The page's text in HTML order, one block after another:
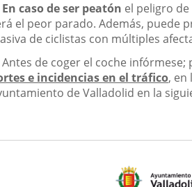
En caso de ser peatón el peligro
el peor parado. Además, puede
de ciclistas con múltiples
Antes de coger el coche infórmese;
e incidencias en el tráfico, en
de Valladolid en la